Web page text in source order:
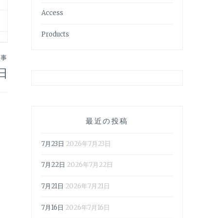
Access
Products
最近の投稿
7月23日 2026年7月23日
7月22日 2026年7月22日
7月21日 2026年7月21日
7月16日 2026年7月16日